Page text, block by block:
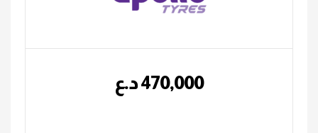
470,000؜د.؜ع